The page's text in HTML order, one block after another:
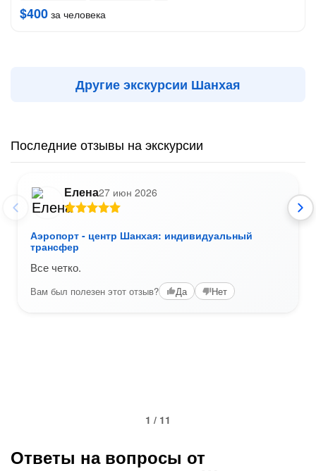
$400 за человека
Другие экскурсии Шанхая
Последние отзывы на экскурсии
Елена27 июн 2026
Аэропорт - центр Шанхая: индивидуальный
трансфер
Все четко.
Вам был полезен этот отзыв? Да Нет
1 / 11
Ответы на вопросы от